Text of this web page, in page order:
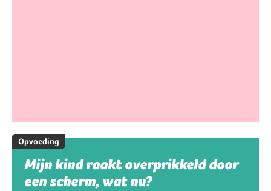
Opvoeding
Mijn kind raakt overprikkeld door
een scherm, wat nu?